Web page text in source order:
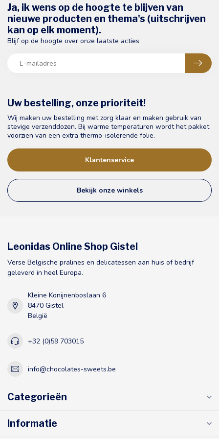
Uw bestelling, onze prioriteit!
Wij maken uw bestelling met zorg klaar en maken gebruik van
stevige verzenddozen. Bij warme temperaturen wordt het pakket
voorzien van een extra thermo-isolerende folie.
Klantenservice
Bekijk onze winkels
Ja, ik wens op de hoogte te blijven van
nieuwe producten en thema's (uitschrijven
kan op elk moment).
Blijf op de hoogte over onze laatste acties
Leonidas Online Shop Gistel
Verse Belgische pralines en delicatessen aan huis of bedrijf
geleverd in heel Europa.
Kleine Konijnenboslaan 6
8470 Gistel
België
+32 (0)59 703015
info@chocolates-sweets.be
Categorieën
Informatie